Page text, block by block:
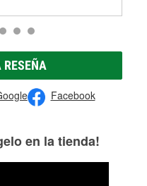
RESEÑA
Facebook
en la tienda!